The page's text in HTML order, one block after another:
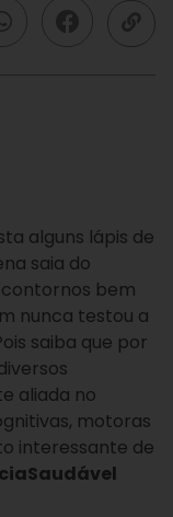
alguns lápis de
saia do
bem
nunca testou a
saiba que por
aliada no
motoras
interessante de